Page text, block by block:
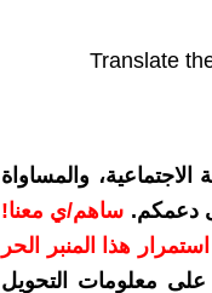
Translate
والمساواة
دعمكم. ساهم/ي معنا!
استمرار هذا المنبر الحر
على معلومات التحويل